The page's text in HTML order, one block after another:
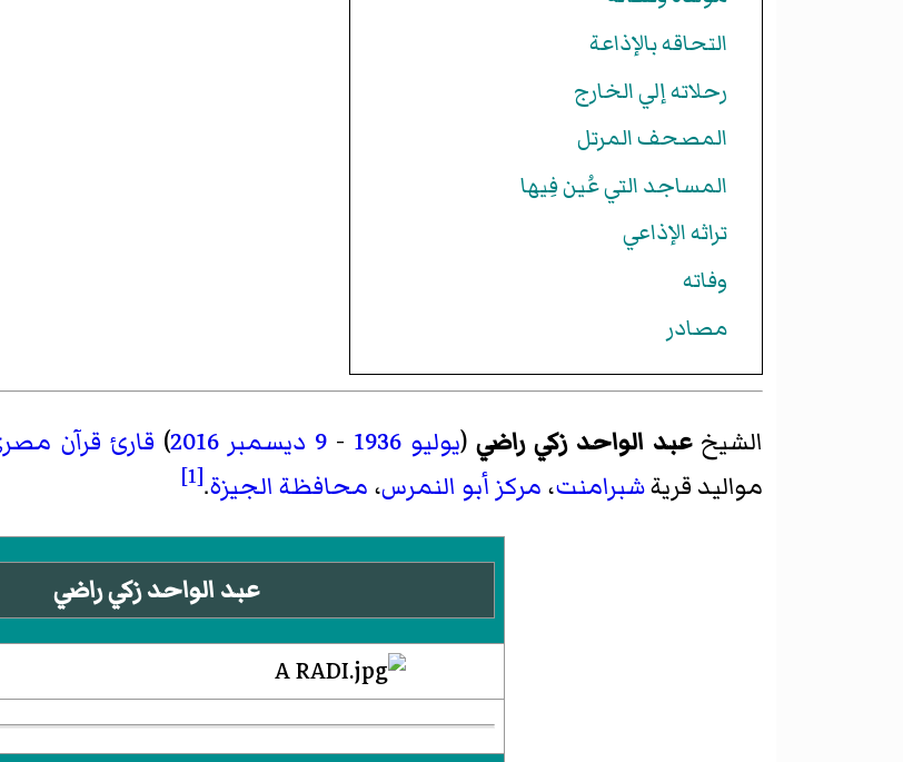
التحاقه بالإذاعة
رحلاته إلي الخارج
المصحف المرتل
المساجد التي عُين فِيها
تراثه الإذاعي
وفاته
مصادر
الشيخعبد الواحد زكي راضي(يوليو 1936
- 9 ديسمبر 2016
) قارئ قرآن
مواليد قريةشبرامنت، مركز أبو النمرس، محافظة الجيزة.
[1]
عبد الواحد زكي راضي